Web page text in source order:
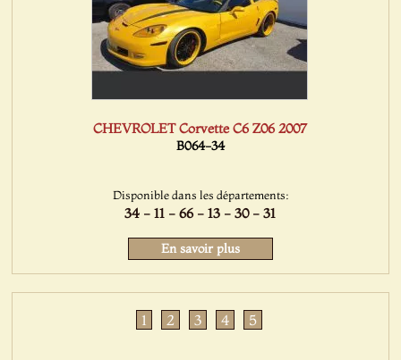
CHEVROLET Corvette C6 Z06 2007
B064-34
Disponible dans les départements:
34 - 11 - 66 - 13 - 30 - 31
En savoir plus
1 2 3 4 5